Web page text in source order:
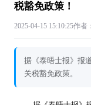
税豁免政策！
2025-04-15 15:10:25作者
据《泰晤士报》报
关税豁免政策。